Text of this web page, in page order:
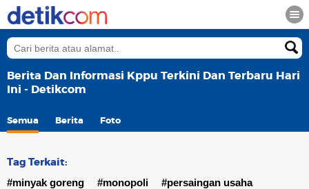
Berita Dan Informasi Kppu Terkini Dan Terbaru Hari
Ini - Detikcom
Semua Berita Foto
Tag Terkait:
#minyak goreng #monopoli
#persaingan usaha